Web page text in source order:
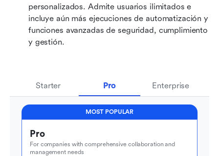
personalizados. Admite usuarios ilimitados e
incluye aún más ejecuciones de automatización y
funciones avanzadas de seguridad, cumplimiento
y gestión.
Starter Pro Enterprise
MOST POPULAR
Pro
For companies with comprehensive collaboration and
management needs